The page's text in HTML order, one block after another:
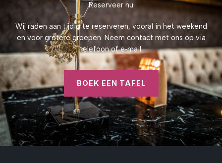
Reserveer nu
Wij raden aan tijdig te reserveren, vooral in het weekend
en voor grotere groepen. Neem contact met ons op via
telefoon of e‑mail.
BOEK EEN TAFEL